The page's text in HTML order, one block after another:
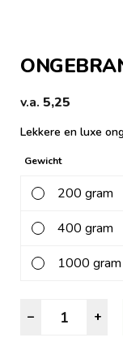
v.a. 5,25
Lekkere en luxe
Gewicht
200 gram
400 gram
1000 gram
–
Ongebrande
Macadamiamix
+